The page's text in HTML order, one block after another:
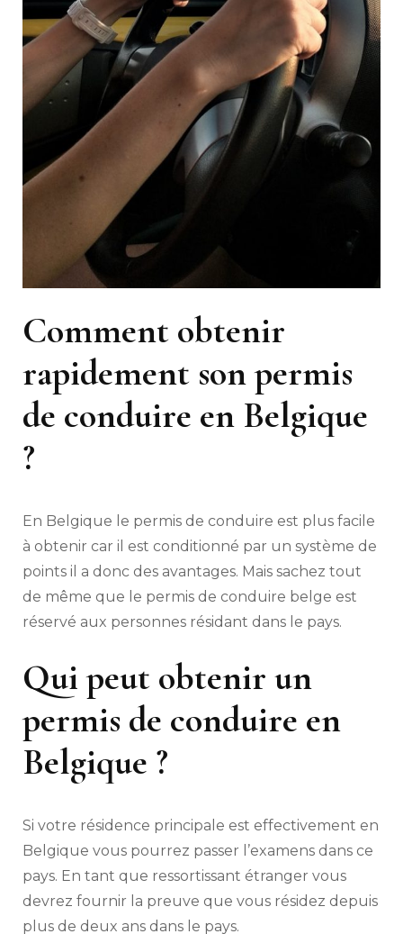
Comment obtenir
rapidement son permis
de conduire en Belgique
?
En Belgique le permis de conduire est plus facile
à obtenir car il est conditionné par un système de
points il a donc des avantages. Mais sachez tout
de même que le permis de conduire belge est
réservé aux personnes résidant dans le pays.
Qui peut obtenir un
permis de conduire en
Belgique ?
Si votre résidence principale est effectivement en
Belgique vous pourrez passer l’examens dans ce
pays. En tant que ressortissant étranger vous
devrez fournir la preuve que vous résidez depuis
plus de deux ans dans le pays.